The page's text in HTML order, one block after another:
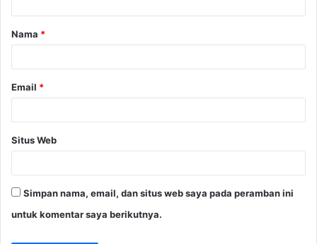
a
r
Nama *
Email *
Situs Web
Simpan nama, email, dan situs web saya pada peramban ini
untuk komentar saya berikutnya.